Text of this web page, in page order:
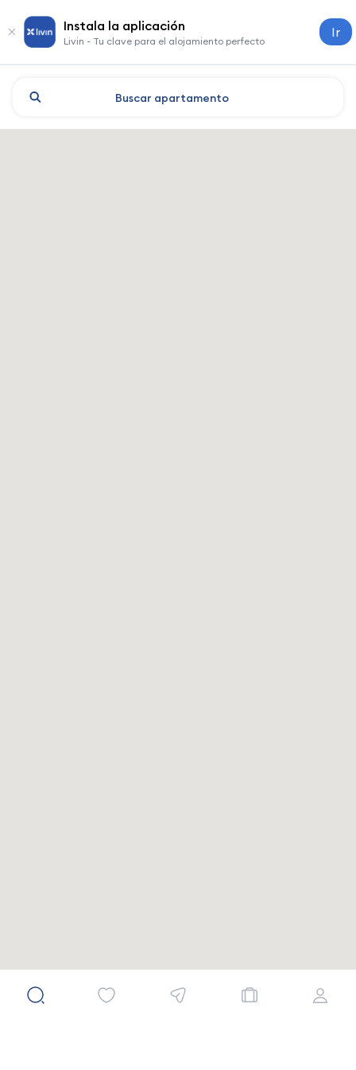
Instala la aplicación
Livin - Tu clave para el alojamiento perfecto
Ir
Buscar apartamento
Yekaterinburg: hoteles y